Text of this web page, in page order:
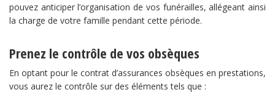
pouvez anticiper l’organisation de vos funérailles, allégeant ainsi
la charge de votre famille pendant cette période.
Prenez le contrôle de vos obsèques
En optant pour le contrat d’assurances obsèques en prestations,
vous aurez le contrôle sur des éléments tels que :